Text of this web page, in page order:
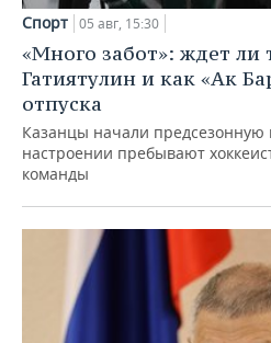
Спорт 05 авг, 15:30
«Много забот»: ждет ли
Гатиятулин и как «Ак
отпуска
Казанцы начали предсезонную
настроении пребывают
команды